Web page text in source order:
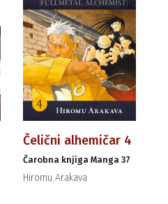
Čelični alhemičar 4
Čarobna knjiga Manga 37
Hiromu Arakava